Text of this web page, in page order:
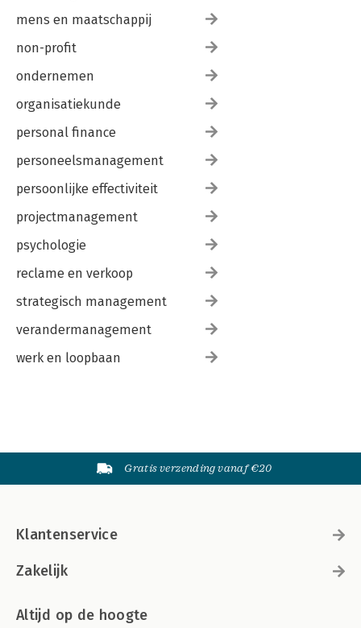
mens en maatschappij
non-profit
ondernemen
organisatiekunde
personal finance
personeelsmanagement
persoonlijke effectiviteit
projectmanagement
psychologie
reclame en verkoop
strategisch management
verandermanagement
werk en loopbaan
Gratis verzending vanaf €20
Klantenservice
Zakelijk
Altijd op de hoogte